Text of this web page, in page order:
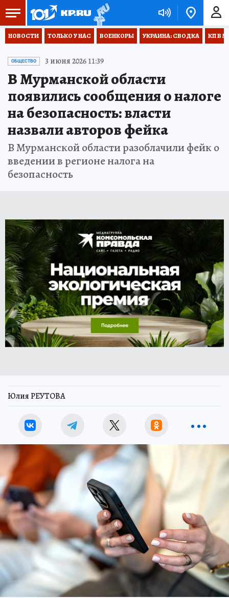
НОВОСТИ ТОЛЬКО У НАС ВОЕНКОРЫ УКРАИНА: СВОДКА КП В
ОБЩЕСТВО 3 июня 2026 11:39
В Мурманской области
появились сообщения о налоге
на безопасность: власти
назвали авторов фейка
В Мурманской области разоблачили фейк о
введении в регионе налога на
безопасность
Юлия РЕУТОВА